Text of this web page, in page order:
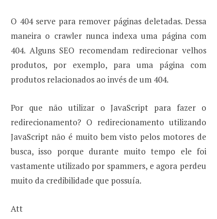
O 404 serve para remover páginas deletadas. Dessa
maneira o crawler nunca indexa uma página com
404. Alguns SEO recomendam redirecionar velhos
produtos, por exemplo, para uma página com
produtos relacionados ao invés de um 404.
Por que não utilizar o JavaScript para fazer o
redirecionamento? O redirecionamento utilizando
JavaScript não é muito bem visto pelos motores de
busca, isso porque durante muito tempo ele foi
vastamente utilizado por spammers, e agora perdeu
muito da credibilidade que possuía.
Att